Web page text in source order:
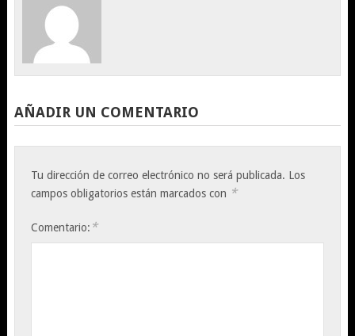
AÑADIR UN COMENTARIO
Tu dirección de correo electrónico no será publicada. Los
campos obligatorios están marcados con *
Comentario: *